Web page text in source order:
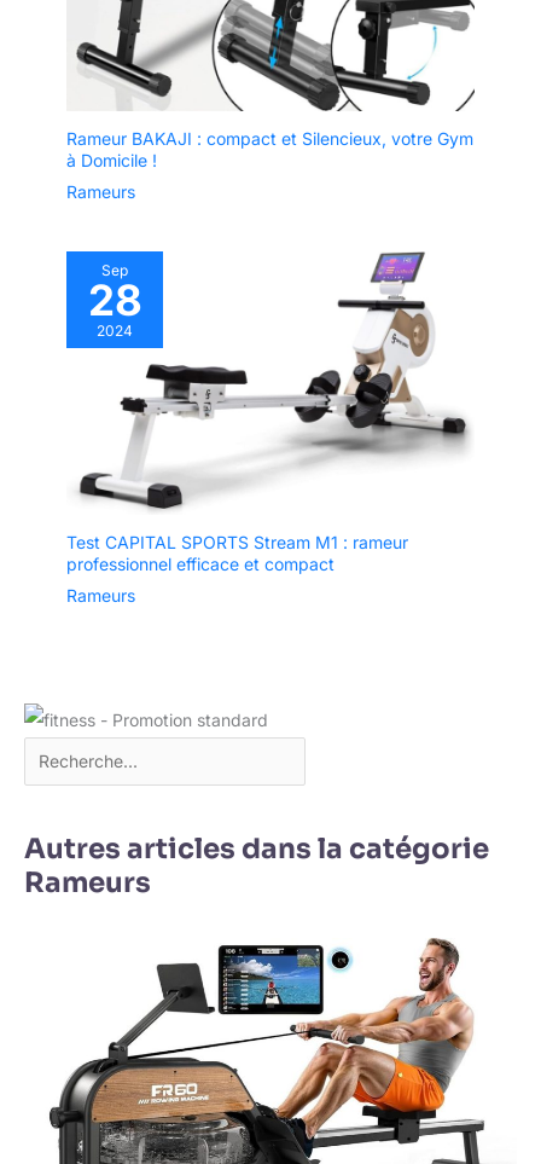
Rameur BAKAJI : compact et Silencieux, votre Gym
à Domicile !
Rameurs
Sep
28
2024
Test CAPITAL SPORTS Stream M1 : rameur
professionnel efficace et compact
Rameurs
Autres articles dans la catégorie
Rameurs